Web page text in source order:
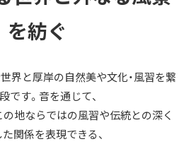
を紡ぐ
界と厚岸の自然美や文化・風習を繋
です。音を通じて、
の地ならではの風習や伝統との深く
関係を表現できる、